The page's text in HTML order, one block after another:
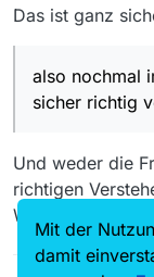
Das ist ganz
also nochmal
sicher richtig
Und weder die
richtigen
Wohl aber das
Mit der
damit